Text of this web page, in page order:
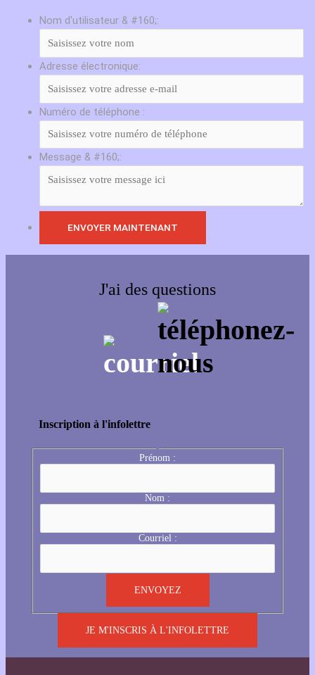
Nom d'utilisateur & #160;:
Adresse électronique:
Numéro de téléphone :
Message & #160;:
J'ai des questions
Inscription à l'infolettre
Prénom :
Nom :
Courriel :
JE M'INSCRIS À L'INFOLETTRE